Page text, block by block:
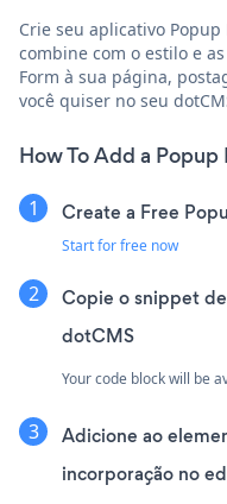
Crie seu aplicativo
combine com o estilo e
Form à sua página,
você quiser no seu
How To Add a
Create a Free
Start for free now
Copie o snippet
dotCMS
Your code block will be
Adicione ao
incorporação no